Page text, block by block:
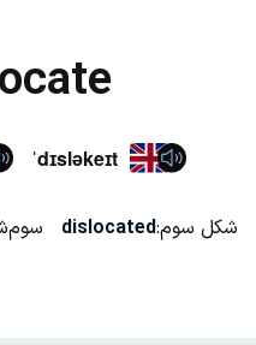
ˈdɪsləkeɪt
شکل سوم:dislocated